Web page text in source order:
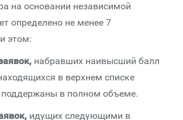
на основании независимой
определено не менее 7
этом:
набравших наивысший балл
в верхнем списке
поддержаны в полном объеме.
идущих следующими в